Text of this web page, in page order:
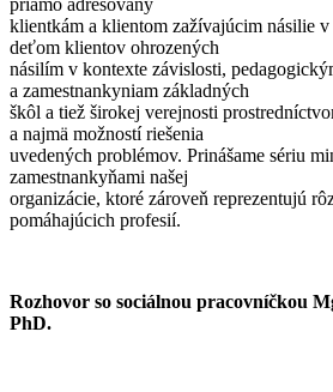
klientkám a klientom zažívajúcim násilie
deťom klientov ohrozených
násilím v kontexte závislosti,
a zamestnankyniam základných
škôl a tiež širokej verejnosti
a najmä možností riešenia
uvedených problémov. Prinášame sériu
zamestnankyňami našej
organizácie, ktoré zároveň reprezentujú
pomáhajúcich profesií.
Rozhovor so sociálnou pracovníčkou
PhD.